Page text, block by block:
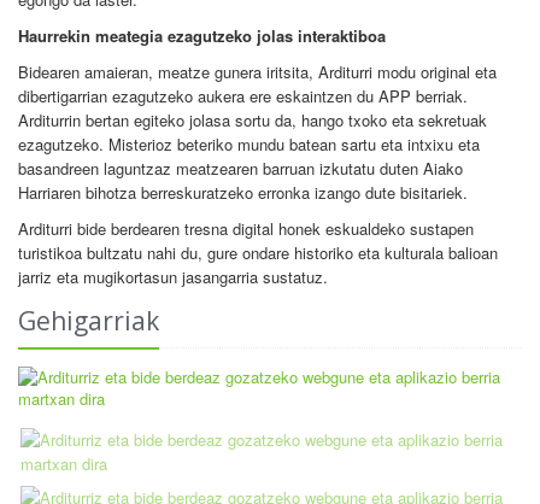
Haurrekin meategia ezagutzeko jolas interaktiboa
Bidearen amaieran, meatze gunera iritsita, Arditurri modu original eta
dibertigarrian ezagutzeko aukera ere eskaintzen du APP berriak.
Arditurrin bertan egiteko jolasa sortu da, hango txoko eta sekretuak
ezagutzeko. Misterioz beteriko mundu batean sartu eta intxixu eta
basandreen laguntzaz meatzearen barruan izkutatu duten Aiako
Harriaren bihotza berreskuratzeko erronka izango dute bisitariek.
Arditurri bide berdearen tresna digital honek eskualdeko sustapen
turistikoa bultzatu nahi du, gure ondare historiko eta kulturala balioan
jarriz eta mugikortasun jasangarria sustatuz.
Gehigarriak